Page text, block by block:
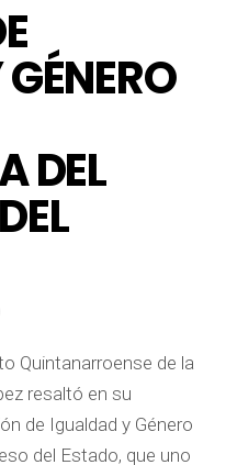
DEL
Quintanarroense de la
resaltó en su
de Igualdad y Género
del Estado, que uno